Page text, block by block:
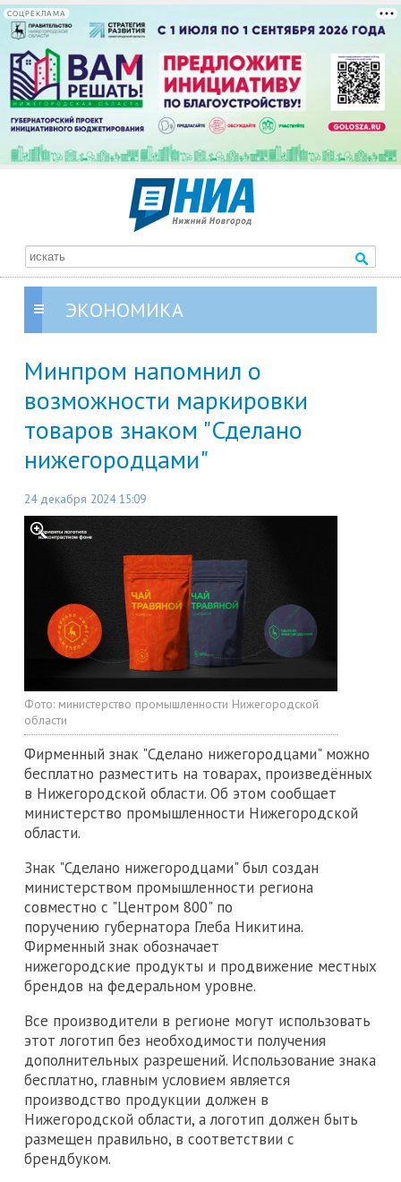
СОЦРЕКЛАМА
ЭКОНОМИКА
Минпром напомнил о
возможности маркировки
товаров знаком "Сделано
нижегородцами"
24 декабря 2024 15:09
Фото: министерство промышленности Нижегородской
области
Фирменный знак "Сделано нижегородцами" можно
бесплатно разместить на товарах, произведённых
в Нижегородской области. Об этом сообщает
министерство промышленности Нижегородской
области.
Знак "Сделано нижегородцами" был создан
министерством промышленности региона
совместно с "Центром 800" по
поручению губернатора Глеба Никитина.
Фирменный знак обозначает
нижегородские продукты и продвижение местных
брендов на федеральном уровне.
Все производители в регионе могут использовать
этот логотип без необходимости получения
дополнительных разрешений. Использование знака
бесплатно, главным условием является
производство продукции должен в
Нижегородской области, а логотип должен быть
размещен правильно, в соответствии с
брендбуком.